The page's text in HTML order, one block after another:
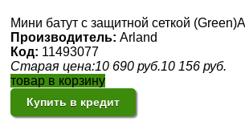
Мини батут с защитной сеткой
Производитель: Arland
Код: 11493077
Старая цена:10 690 руб.10 156 руб.
товар в корзину
Купить в кредит